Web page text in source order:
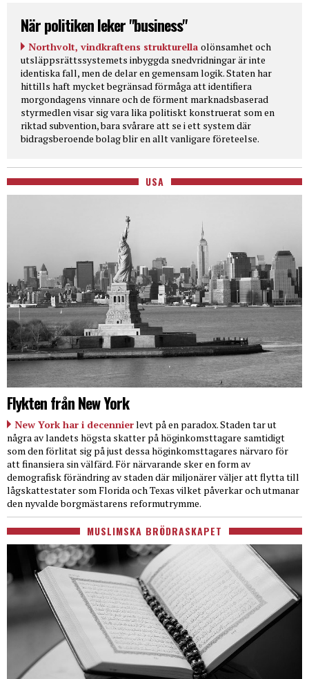
När politiken leker "business"
Northvolt, vindkraftens strukturella olönsamhet och
utsläppsrättssystemets inbyggda snedvridningar är inte
identiska fall, men de delar en gemensam logik. Staten har
hittills haft mycket begränsad förmåga att identifiera
morgondagens vinnare och de förment marknadsbaserad
styrmedlen visar sig vara lika politiskt konstruerat som en
riktad subvention, bara svårare att se i ett system där
bidragsberoende bolag blir en allt vanligare företeelse.
USA
Flykten från New York
New York har i decennierlevt på en paradox. Staden tar ut
några av landets högsta skatter på höginkomsttagare samtidigt
som den förlitat sig på just dessa höginkomsttagares närvaro för
att finansiera sin välfärd. För närvarande sker en form av
demografisk förändring av staden där miljonärer väljer att flytta till
lågskattestater som Florida och Texas vilket påverkar och utmanar
den nyvalde borgmästarens reformutrymme.
MUSLIMSKA BRÖDRASKAPET